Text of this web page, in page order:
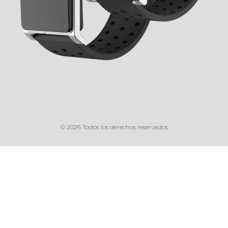
© 2026 Todos los derechos reservados